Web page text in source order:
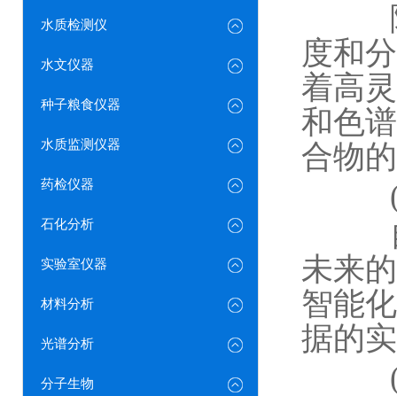
水质检测仪
水文仪器
种子粮食仪器
水质监测仪器
药检仪器
石化分析
实验室仪器
材料分析
光谱分析
分子生物
随
度和
着高
和色
合物
(
自
未来
智能
据的
(